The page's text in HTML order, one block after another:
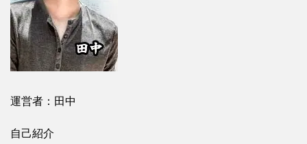
運営者：田中
自己紹介